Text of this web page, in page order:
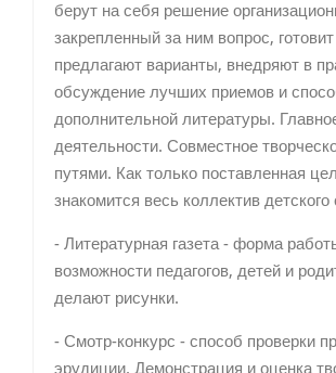
берут на себя решение
закрепленный за ним вопрос,
предлагают варианты, внедряют в
обсуждение лучших приемов и
дополнительной литературы.
деятельности. Совместное
путями. Как только поставленная
знакомится весь коллектив детского
- Литературная газета - форма
возможности педагогов, детей и
делают рисунки.
- Смотр-конкурс - способ проверки
эрудиции. Демонстрация и оценка